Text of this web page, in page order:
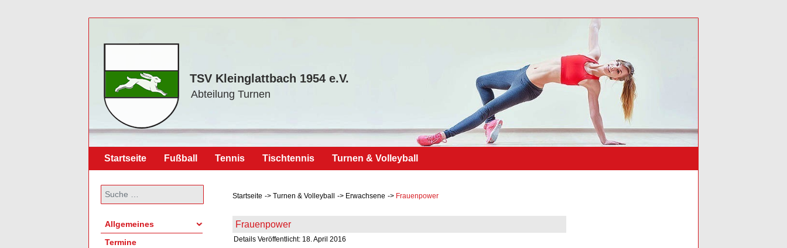
TSV Kleinglattbach 1954 e.V.
Abteilung Turnen
Startseite Fußball Tennis Tischtennis Turnen & Volleyball
Suchen
Allgemeines
Termine
Startseite Turnen & Volleyball Erwachsene Frauenpower
Frauenpower
Details Veröffentlicht: 18. April 2016